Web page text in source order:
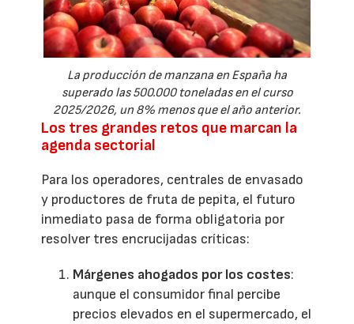
La producción de manzana en España ha
superado las 500.000 toneladas en el curso
2025/2026, un 8% menos que el año anterior.
Los tres grandes retos que marcan la
agenda sectorial
Para los operadores, centrales de envasado
y productores de fruta de pepita, el futuro
inmediato pasa de forma obligatoria por
resolver tres encrucijadas críticas:
Márgenes ahogados por los costes:
aunque el consumidor final percibe
precios elevados en el supermercado, el